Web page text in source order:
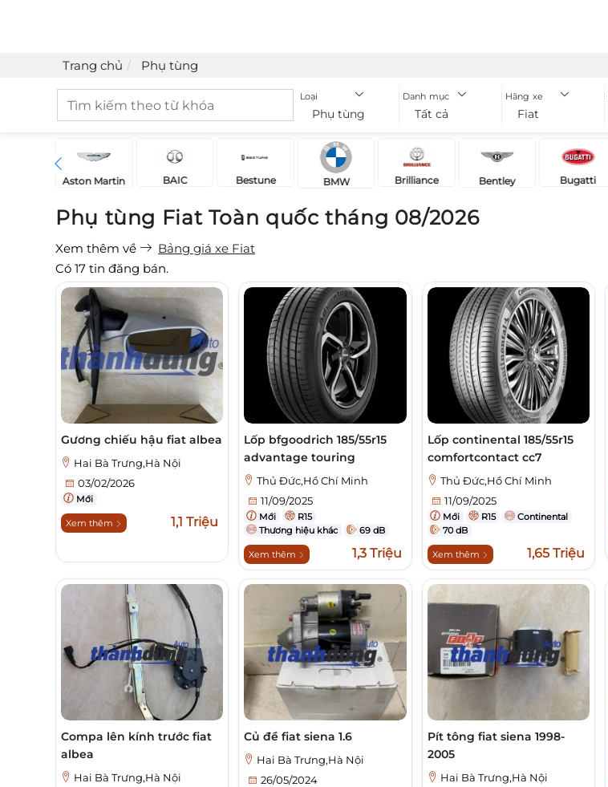
Trang chủ Phụ tùng
Loại
Phụ tùng
Danh mục
Tất cả
Hãng xe
Fiat
Aston Martin BAIC Bestune BMW Brilliance Bentley Bugatti
Phụ tùng Fiat Toàn quốc tháng 08/2026
Xem thêm về
Bảng giá xe Fiat
Có 17 tin đăng bán.
Gương chiếu hậu fiat albea
Hai Bà Trưng,Hà Nội
03/02/2026
Mới
Xem thêm 1,1 Triệu
Lốp bfgoodrich 185/55r15
advantage touring
Thủ Đức,Hồ Chí Minh
11/09/2025
Mới
R15
Thương hiệu khác
69 dB
Xem thêm 1,3 Triệu
Lốp continental 185/55r15
comfortcontact cc7
Thủ Đức,Hồ Chí Minh
11/09/2025
Mới R15
Continental
70 dB
Xem thêm 1,65 Triệu
Compa lên kính trước fiat
albea
Hai Bà Trưng,Hà Nội
Củ đề fiat siena 1.6
Hai Bà Trưng,Hà Nội
26/05/2024
Pít tông fiat siena 1998-
2005
Hai Bà Trưng,Hà Nội